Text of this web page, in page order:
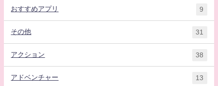
おすすめアプリ 9
その他 31
アクション 38
アドベンチャー 13